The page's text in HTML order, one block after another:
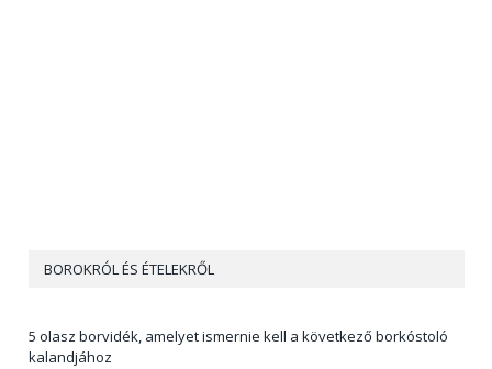
BOROKRÓL ÉS ÉTELEKRŐL
5 olasz borvidék, amelyet ismernie kell a következő borkóstoló
kalandjához